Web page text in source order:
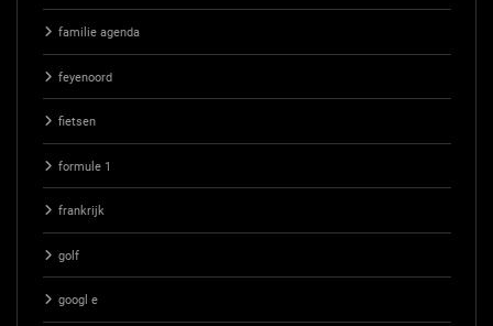
familie agenda
feyenoord
fietsen
formule 1
frankrijk
golf
googl e